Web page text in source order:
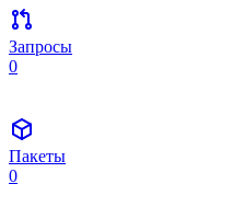
Запросы
0
Пакеты
0